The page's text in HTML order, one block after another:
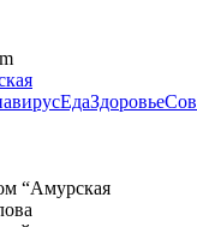
ЕдаЗдоровье
“Амурская